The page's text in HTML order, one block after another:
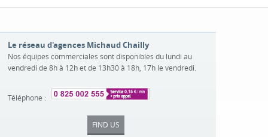
Le réseau d'agences Michaud Chailly
Nos équipes commerciales sont disponibles du lundi au
vendredi de 8h à 12h et de 13h30 à 18h, 17h le vendredi.
Téléphone :
FIND US